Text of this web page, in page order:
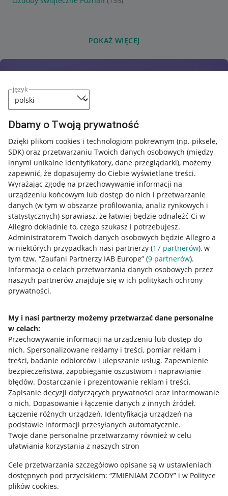
język
Dbamy o Twoją prywatność
Dzięki plikom cookies i technologiom pokrewnym (np. piksele,
SDK) oraz przetwarzaniu Twoich danych osobowych (między
innymi unikalne identyfikatory, dane przeglądarki), możemy
zapewnić, że dopasujemy do Ciebie wyświetlane treści.
Wyrażając zgodę na przechowywanie informacji na
urządzeniu końcowym lub dostęp do nich i przetwarzanie
danych (w tym w obszarze profilowania, analiz rynkowych i
statystycznych) sprawiasz, że łatwiej będzie odnaleźć Ci w
Allegro dokładnie to, czego szukasz i potrzebujesz.
Administratorem Twoich danych osobowych będzie Allegro a
w niektórych przypadkach nasi partnerzy (17 partnerów), w
tym tzw. “Zaufani Partnerzy IAB Europe” (9 partnerów).
Informacja o celach przetwarzania danych osobowych przez
naszych partnerów znajduje się w ich politykach ochrony
prywatności.
My i nasi partnerzy możemy przetwarzać dane personalne
w celach:
Przechowywanie informacji na urządzeniu lub dostęp do
nich. Spersonalizowane reklamy i treści, pomiar reklam i
treści, badanie odbiorców i ulepszanie usług. Zapewnienie
bezpieczeństwa, zapobieganie oszustwom i naprawianie
błędów. Dostarczanie i prezentowanie reklam i treści.
Zapisanie decyzji dotyczących prywatności oraz informowanie
o nich. Dopasowanie i łączenie danych z innych źródeł.
Łączenie różnych urządzeń. Identyfikacja urządzeń na
podstawie informacji przesyłanych automatycznie.
Twoje dane personalne przetwarzamy również w celu
ułatwiania korzystania z naszych stron
Cele przetwarzania szczegółowo opisane są w ustawieniach
dostępnych pod przyciskiem: “ZMIENIAM ZGODY” i w Polityce
plików cookies.
POKAŻ WIĘCEJ
Przydatne informacje
Jak to działa
Allegro Gadane dla sprzedających
Allegro Gadane dla kupujących
Mapa miejscowości
Informacje prawne
Regulamin
Polityka plików "cookies"
Ustawienia plików "cookies"
Udostępnianie lokalizacji
Informacje dla Aktu o Usługach Cyfrowych